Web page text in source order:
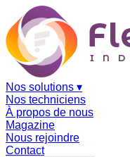
Nos solutions ▾
Nos techniciens
À propos de nous
Magazine
Nous rejoindre
Contact